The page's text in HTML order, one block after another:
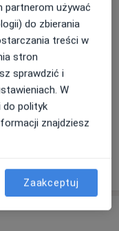
tarczycy
partnerom używać
do zbierania
treści w
stron
sprawdzić i
W
do polityk
znajdziesz
Zaakceptuj